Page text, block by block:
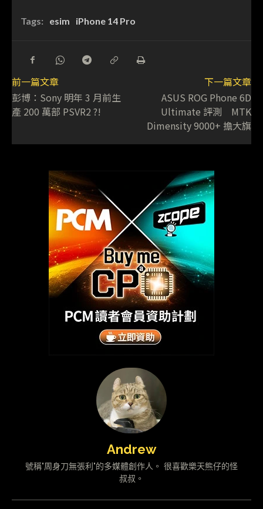
Tags: esim iPhone 14 Pro
前一篇文章
彭博：Sony 明年 3 月前生
產 200 萬部 PSVR2 ?!
下一篇文章
ASUS ROG Phone 6D
Ultimate 評測 MTK
Dimensity 9000+ 擔大旗
Andrew
號稱"周身刀無張利"的多媒體創作人。 很喜歡樂天熊仔的怪
叔叔。